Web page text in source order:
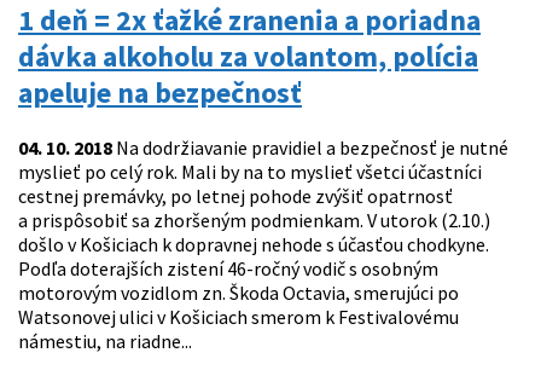
1 deň = 2x ťažké zranenia a poriadna
dávka alkoholu za volantom, polícia
apeluje na bezpečnosť
04. 10. 2018 Na dodržiavanie pravidiel a bezpečnosť je nutné
myslieť po celý rok. Mali by na to myslieť všetci účastníci
cestnej premávky, po letnej pohode zvýšiť opatrnosť
a prispôsobiť sa zhoršeným podmienkam. V utorok (2.10.)
došlo v Košiciach k dopravnej nehode s účasťou chodkyne.
Podľa doterajších zistení 46-ročný vodič s osobným
motorovým vozidlom zn. Škoda Octavia, smerujúci po
Watsonovej ulici v Košiciach smerom k Festivalovému
námestiu, na riadne...